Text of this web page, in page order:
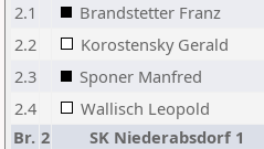
2.1
Brandstetter Franz
2.2
Korostensky Gerald
2.3
Sponer Manfred
2.4
Wallisch Leopold
Br. 2 SK Niederabsdorf 1